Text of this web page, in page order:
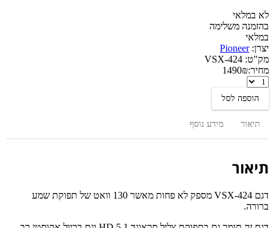
לא במלאי
בהזמנה משלימה
במלאי
יצרן:Pioneer
מק"ט: VSX-424
מחיר:
1490₪
רסיבר
VSX-
424
הוספה לסל
תיאור מידע נוסף
תיאור
דגם VSX-424 מספק לא פחות מאשר 130 וואט של תפוקת שמע
ברורה.